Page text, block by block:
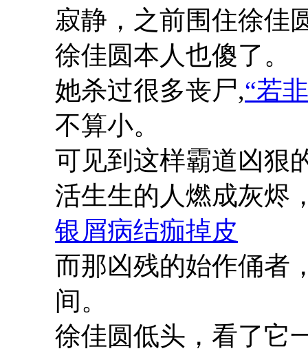
寂静，之前围住徐佳
徐佳圆本人也傻了。
她杀过很多丧尸,“若
不算小。
可见到这样霸道凶狠
活生生的人燃成灰烬
银屑病结痂掉皮
而那凶残的始作俑者
间。
徐佳圆低头，看了它